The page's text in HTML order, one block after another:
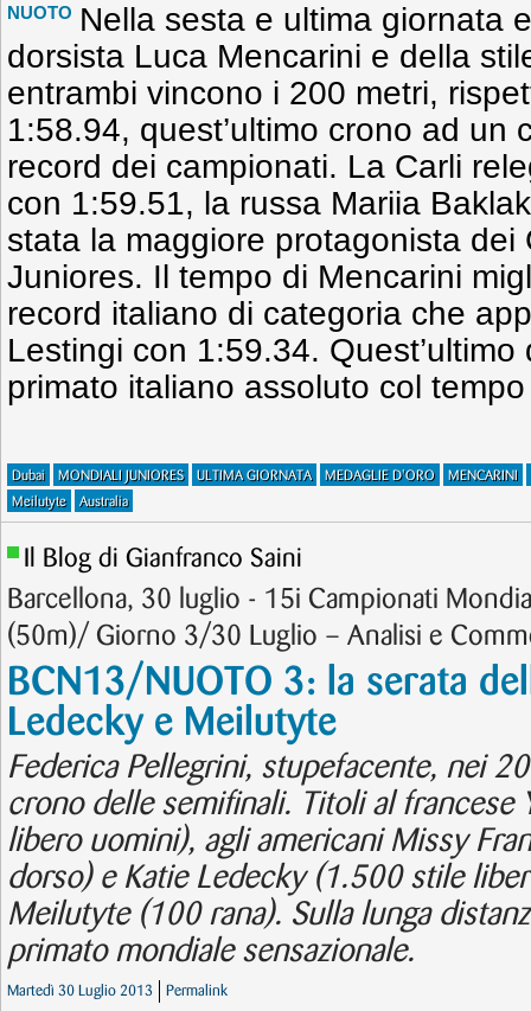
NUOTO Nella sesta e ultima giornata
dorsista Luca Mencarini e della
entrambi vincono i 200 metri,
1:58.94, quest’ultimo crono ad un
record dei campionati. La Carli
con 1:59.51, la russa Mariia
stata la maggiore protagonista dei
Juniores. Il tempo di Mencarini
record italiano di categoria che
Lestingi con 1:59.34.
primato italiano assoluto col
Dubai MONDIALI JUNIORES ULTIMA GIORNATA MEDAGLIE D'ORO
MENCARINI
Meilutyte
Australia
Il Blog di Gianfranco Saini
Barcellona, 30 luglio - 15i Campionati
(50m)/ Giorno 3/30 Luglio – Analisi e
BCN13/NUOTO 3: la serata
Ledecky e Meilutyte
Federica Pellegrini, stupefacente, nei
crono delle semifinali. Titoli al francese
libero uomini), agli americani Missy
dorso) e Katie Ledecky (1.500 stile
Meilutyte (100 rana). Sulla lunga
primato mondiale sensazionale.
Martedì 30 Luglio 2013 Permalink